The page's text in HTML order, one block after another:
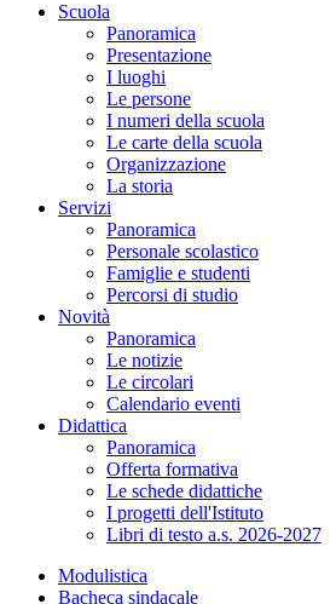
Scuola
Panoramica
Presentazione
I luoghi
Le persone
I numeri della scuola
Le carte della scuola
Organizzazione
La storia
Servizi
Panoramica
Personale scolastico
Famiglie e studenti
Percorsi di studio
Novità
Panoramica
Le notizie
Le circolari
Calendario eventi
Didattica
Panoramica
Offerta formativa
Le schede didattiche
I progetti dell'Istituto
Libri di testo a.s. 2026-2027
Modulistica
Bacheca sindacale